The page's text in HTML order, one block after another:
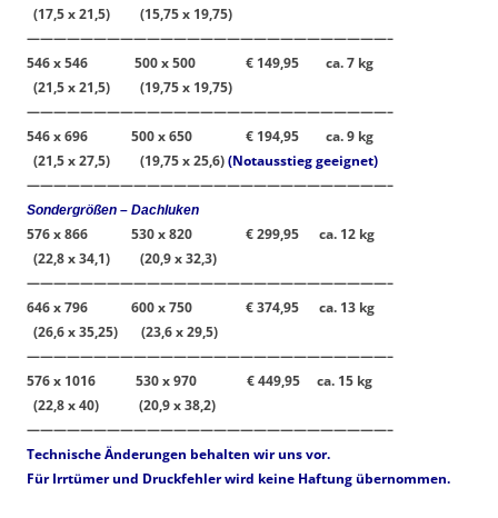
(17,5 x 21,5) (15,75 x 19,75)
———————————————————————————–
546 x 546 500 x 500 € 149,95
ca. 7 kg
(21,5 x 21,5) (19,75 x 19,75)
———————————————————————————–
546 x 696 500 x 650 € 194,95
ca. 9 kg
(21,5 x 27,5) (19,75 x 25,6)(Notausstieg geeignet)
———————————————————————————–
Sondergrößen – Dachluken
576 x 866 530 x 820 € 299,95
ca. 12 kg
(22,8 x 34,1) (20,9 x 32,3)
———————————————————————————–
646 x 796 600 x 750 € 374,95
ca. 13 kg
(26,6 x 35,25) (23,6 x 29,5)
———————————————————————————–
576 x 1016 530 x 970 € 449,95 ca. 15 kg
(22,8 x 40) (20,9 x 38,2)
———————————————————————————–
Technische Änderungen behalten wir uns vor.
Für Irrtümer und Druckfehler wird keine Haftung übernommen.